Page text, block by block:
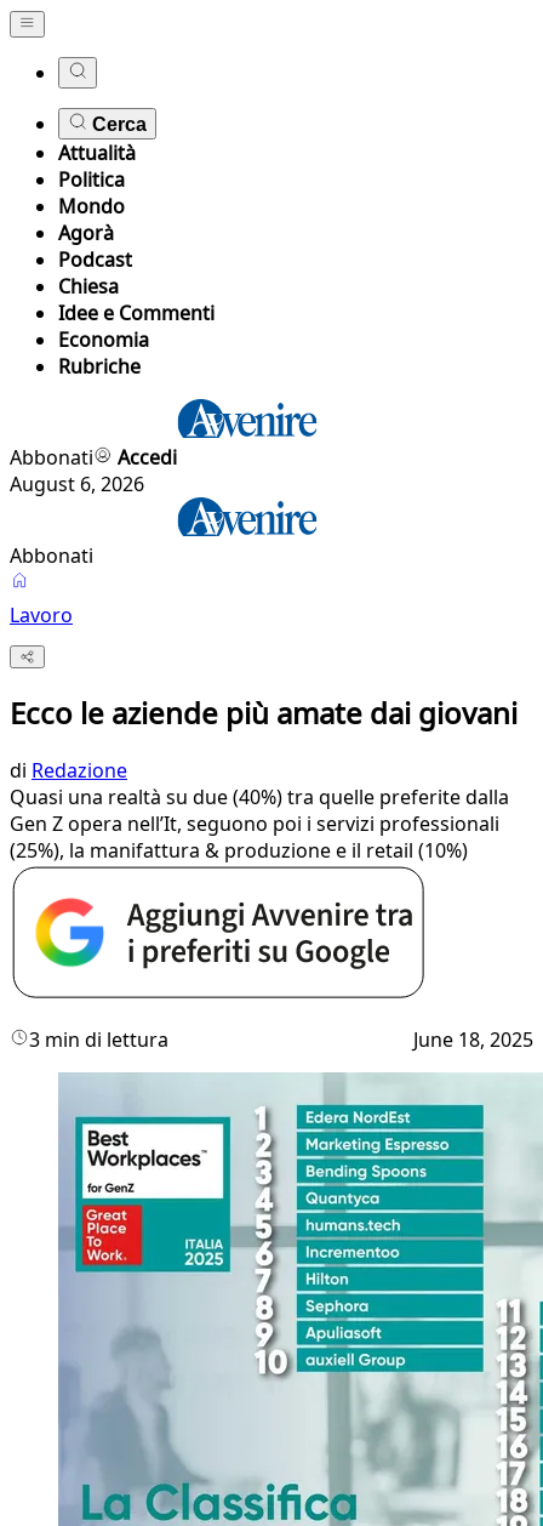
Cerca
Attualità
Politica
Mondo
Agorà
Podcast
Chiesa
Idee e Commenti
Economia
Rubriche
Abbonati
Accedi
August 6, 2026
Abbonati
Lavoro
Ecco le aziende più amate dai giovani
di Redazione
Quasi una realtà su due (40%) tra quelle preferite dalla
Gen Z opera nell’It, seguono poi i servizi professionali
(25%), la manifattura & produzione e il retail (10%)
3 min di lettura June 18, 2025